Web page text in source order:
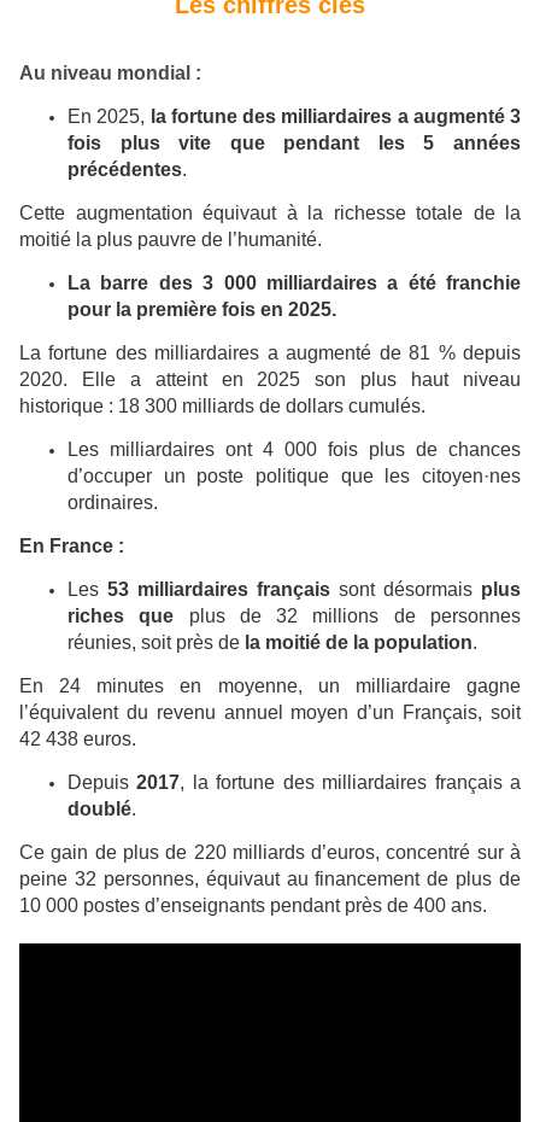
Au niveau mondial :
En 2025, la fortune des milliardaires a augmenté 3
fois plus vite que pendant les 5 années
précédentes.
Cette augmentation équivaut à la richesse totale de la
moitié la plus pauvre de l’humanité.
La barre des 3 000 milliardaires a été franchie
pour la première fois en 2025.
La fortune des milliardaires a augmenté de 81 % depuis
2020. Elle a atteint en 2025 son plus haut niveau
historique : 18 300 milliards de dollars cumulés.
Les milliardaires ont 4 000 fois plus de chances
d’occuper un poste politique que les citoyen·nes
ordinaires.
En France :
Les 53 milliardaires français sont désormais plus
riches que plus de 32 millions de personnes
réunies, soit près de la moitié de la population.
En 24 minutes en moyenne, un milliardaire gagne
l’équivalent du revenu annuel moyen d’un Français, soit
42 438 euros.
Depuis2017, la fortune des milliardaires français a
doublé.
Ce gain de plus de 220 milliards d’euros, concentré sur à
peine 32 personnes, équivaut au financement de plus de
10 000 postes d’enseignants pendant près de 400 ans.